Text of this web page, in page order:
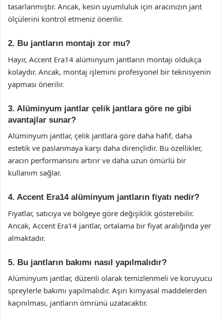
tasarlanmıştır. Ancak, kesin uyumluluk için aracınızın jant
ölçülerini kontrol etmeniz önerilir.
2. Bu jantların montajı zor mu?
Hayır, Accent Era14 alüminyum jantların montajı oldukça
kolaydır. Ancak, montaj işlemini profesyonel bir teknisyenin
yapması önerilir.
3. Alüminyum jantlar çelik jantlara göre ne gibi
avantajlar sunar?
Alüminyum jantlar, çelik jantlara göre daha hafif, daha
estetik ve paslanmaya karşı daha dirençlidir. Bu özellikler,
aracın performansını artırır ve daha uzun ömürlü bir
kullanım sağlar.
4. Accent Era14 alüminyum jantların fiyatı nedir?
Fiyatlar, satıcıya ve bölgeye göre değişiklik gösterebilir.
Ancak, Accent Era14 jantlar, ortalama bir fiyat aralığında yer
almaktadır.
5. Bu jantların bakımı nasıl yapılmalıdır?
Alüminyum jantlar, düzenli olarak temizlenmeli ve koruyucu
spreylerle bakımı yapılmalıdır. Aşırı kimyasal maddelerden
kaçınılması, jantların ömrünü uzatacaktır.